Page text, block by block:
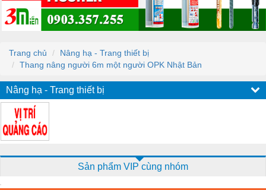
Trang chủ
Nâng hạ - Trang thiết bị
Thang nâng người 6m một người OPK Nhật Bản
Nâng hạ - Trang thiết bị
Sản phẩm VIP cùng nhóm